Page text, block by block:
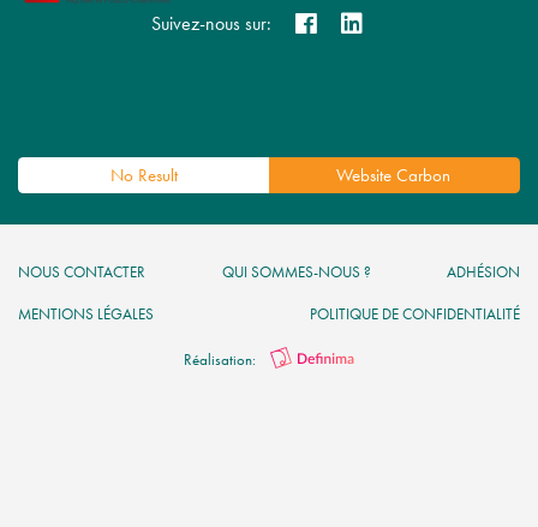
Suivez-nous sur:
No Result Website Carbon
NOUS CONTACTER QUI SOMMES-NOUS ? ADHÉSION
MENTIONS LÉGALES POLITIQUE DE CONFIDENTIALITÉ
Réalisation: